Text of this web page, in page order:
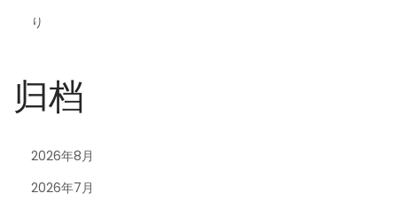
り
归档
2026年8月
2026年7月